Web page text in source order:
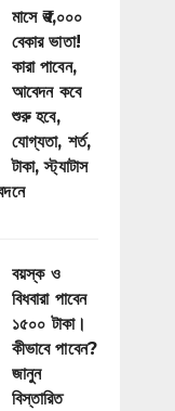
মাসে ₹৩,০০০
বেকার ভাতা!
কারা পাবেন,
আবেদন কবে
শুরু হবে,
যোগ্যতা, শর্ত,
টাকা, স্ট্যাটাস
বয়স্ক ও
বিধবারা পাবেন
১৫০০ টাকা।
কীভাবে পাবেন?
জানুন
বিস্তারিত